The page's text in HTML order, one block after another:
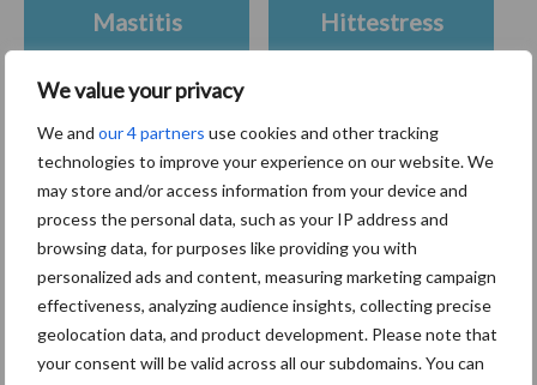
We value your privacy
We and our 4 partners use cookies and other tracking
technologies to improve your experience on our website. We
may store and/or access information from your device and
process the personal data, such as your IP address and
browsing data, for purposes like providing you with
personalized ads and content, measuring marketing campaign
effectiveness, analyzing audience insights, collecting precise
geolocation data, and product development. Please note that
your consent will be valid across all our subdomains. You can
Primaire
Sidebar
Recent nieuws Partner nieuws
Grondstoffenmarkt blijft grillig:
Mastitis Hittestress
Toon meer